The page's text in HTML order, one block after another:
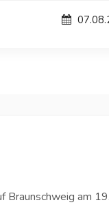
Braunschweig am 19.